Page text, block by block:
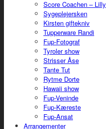
Score Coachen – Lilly
Sygeplejersken
Kirsten giftekniv
Tupperware Randi
Fup-Fotograf
Tyroler show
Strisser Åse
Tante Tut
Rytme Dorte
Hawaii show
Fup-Veninde
Fup-Kæreste
Fup-Ansat
Arrangementer